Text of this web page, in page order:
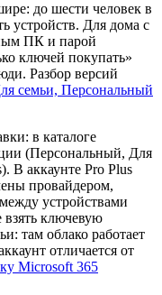
до шести человек в
устройств. Для дома с
ПК и парой
ключей покупать»
Разбор версий
семьи, Персональный
в каталоге
(Персональный, Для
В аккаунте Pro Plus
провайдером,
устройствами
взять ключевую
там облако работает
отличается от
Microsoft 365